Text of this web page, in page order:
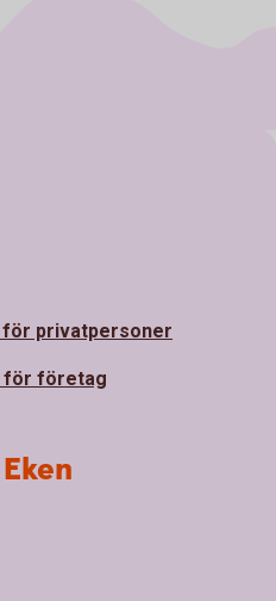
privatpersoner
för företag